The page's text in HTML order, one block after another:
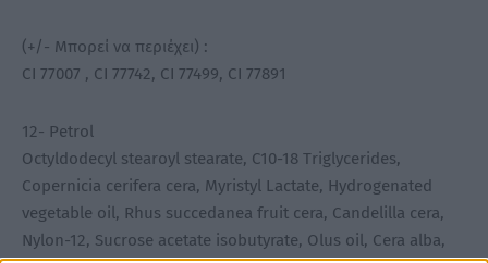
(+/- Μπορεί να περιέχει) :
CI 77007 , CI 77742, CI 77499, CI 77891
12- Petrol
Octyldodecyl stearoyl stearate, C10-18 Triglycerides,
Copernicia cerifera cera, Myristyl Lactate, Hydrogenated
vegetable oil, Rhus succedanea fruit cera, Candelilla cera,
Nylon-12, Sucrose acetate isobutyrate, Olus oil, Cera alba,